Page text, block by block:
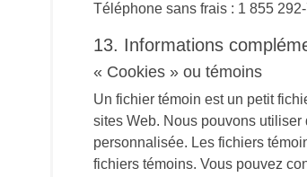
Téléphone sans frais : 1 855
13. Informations
« Cookies » ou témoins
Un fichier témoin est un petit
sites Web. Nous pouvons
personnalisée. Les fichiers
fichiers témoins. Vous pouvez